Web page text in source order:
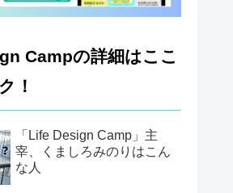
Campの詳細はここ
！
「Life Design Camp」主
宰、くましろみのりはこん
な人